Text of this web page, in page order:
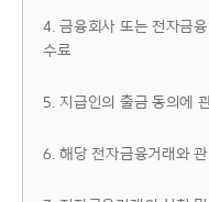
4. 금융회사 또는 전자금
수료
5. 지급인의 출금 동의에
6. 해당 전자금융거래와